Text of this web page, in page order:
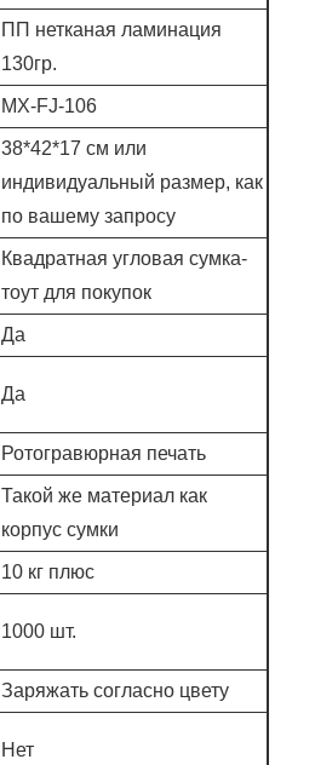
ПП нетканая ламинация
130гр.
МХ-FJ-106
38*42*17 см или
индивидуальный размер, как
по вашему запросу
Квадратная угловая сумка-
тоут для покупок
Да
Да
Ротогравюрная печать
Такой же материал как
корпус сумки
10 кг плюс
1000 шт.
Заряжать согласно цвету
Нет